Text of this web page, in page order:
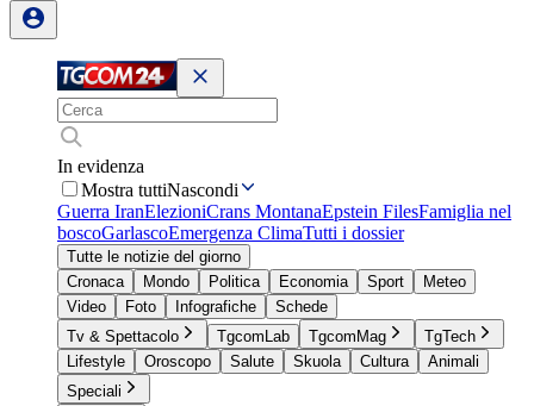
In evidenza
Mostra tuttiNascondi
Guerra IranElezioniCrans MontanaEpstein FilesFamiglia nel
boscoGarlascoEmergenza ClimaTutti i dossier
Tutte le notizie del giorno
Cronaca
Mondo Politica Economia Sport
Meteo
Video
Foto Infografiche
Schede
Tv & Spettacolo
TgcomLab TgcomMag
TgTech
Lifestyle
Oroscopo Salute Skuola Cultura
Animali
Speciali